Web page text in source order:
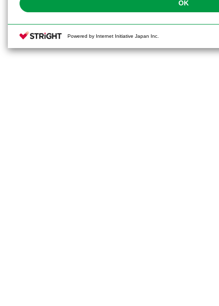
OK
Powered by Internet Initiative Japan Inc.